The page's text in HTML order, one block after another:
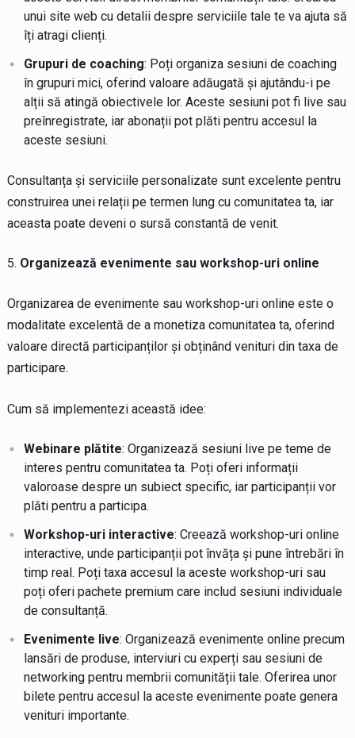
unui site web cu detalii despre serviciile tale te va ajuta să
îți atragi clienți.
Grupuri de coaching: Poți organiza sesiuni de coaching
în grupuri mici, oferind valoare adăugată și ajutându-i pe
alții să atingă obiectivele lor. Aceste sesiuni pot fi live sau
preînregistrate, iar abonații pot plăti pentru accesul la
aceste sesiuni.
Consultanța și serviciile personalizate sunt excelente pentru
construirea unei relații pe termen lung cu comunitatea ta, iar
aceasta poate deveni o sursă constantă de venit.
Organizează evenimente sau workshop-uri online
Organizarea de evenimente sau workshop-uri online este o
modalitate excelentă de a monetiza comunitatea ta, oferind
valoare directă participanților și obținând venituri din taxa de
participare.
Cum să implementezi această idee:
Webinare plătite: Organizează sesiuni live pe teme de
interes pentru comunitatea ta. Poți oferi informații
valoroase despre un subiect specific, iar participanții vor
plăti pentru a participa.
Workshop-uri interactive: Creează workshop-uri online
interactive, unde participanții pot învăța și pune întrebări în
timp real. Poți taxa accesul la aceste workshop-uri sau
poți oferi pachete premium care includ sesiuni individuale
de consultanță.
Evenimente live: Organizează evenimente online precum
lansări de produse, interviuri cu experți sau sesiuni de
networking pentru membrii comunității tale. Oferirea unor
bilete pentru accesul la aceste evenimente poate genera
venituri importante.